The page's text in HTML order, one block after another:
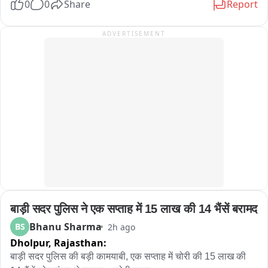
হেলমেট ছাড়া বাইক চালাতে দেখলেই সেই বাইক আরোহীর দিকে ছুটে যাচ্ছেন
যমরাজ? যে কোনও মুহূর্তে তোমার বাড়িতে পৌঁছে যেতে পারি!” এরপরই শুরু হচ্ছে
নাটকীয় পদ্ধতিতে সচেতনতার বার্তা মানুষের কাছে পৌঁছে দিলে তার প্রভাব আরও
বেশি হতে পারে। পথ নিরাপত্তা সপ্তাহে সবং ও পিংলা পুলিশের এই উদ্যোগ যেন
হাসির আড়ালে একটি কঠিন বার্তাই দিয়ে গেল হেলমেট ও সিটবেল্ট এড়িয়ে চলা মানেই
নিজের জীবনকে ঝুঁкির মুখে ঠেলে দেওয়া। তাই রাস্তায় বেরোনোর আগে নিয়ম
2023 की भर्ती प्रक्रिया की तर्ज पर भर्ती की मांग भर्ती नियमों में बदलाव नहीं
बाहर संविदा कर्मी कर रहे विरोध
0 0 Share Report
ADVERTISEMENT
बाड़ी सदर पुलिस ने एक सप्ताह में 15 लाख की 14 भैंसें बरामद
BS Bhanu Sharma 2h ago
Dholpur, Rajasthan:
बाड़ी सदर पुलिस की बड़ी कामयाबी, एक सप्ताह में चोरी की 15 लाख की